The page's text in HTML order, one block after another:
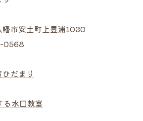
市安土町上豊浦1030
0568
だまり
水口教室